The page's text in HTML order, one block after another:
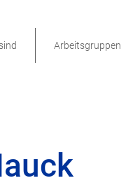
Arbeitsgruppen